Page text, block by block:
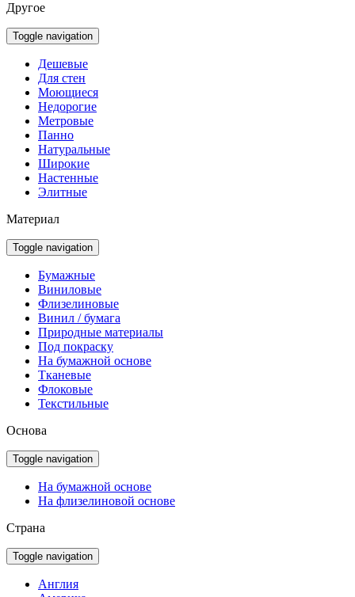
Другое
Toggle navigation
Дешевые
Для стен
Моющиеся
Недорогие
Метровые
Панно
Натуральные
Широкие
Настенные
Элитные
Материал
Toggle navigation
Бумажные
Виниловые
Флизелиновые
Винил / бумага
Природные материалы
Под покраску
На бумажной основе
Тканевые
Флоковые
Текстильные
Основа
Toggle navigation
На бумажной основе
На флизелиновой основе
Страна
Toggle navigation
Англия